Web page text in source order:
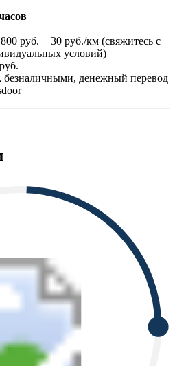
руб. + 30 руб./км (свяжитесь с
условий)
денежный перевод